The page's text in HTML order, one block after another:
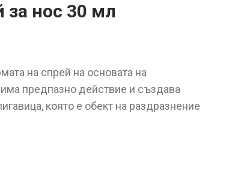
за нос 30 мл
на спрей на основата на
предпазно действие и създава
която е обект на раздразнение